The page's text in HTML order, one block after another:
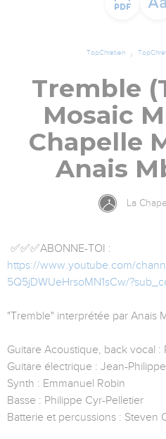
TopChrétien
Tremble
Mosaic
Chapelle
Anais
La
✅✅✅ABONNE-TOI :
https://www.youtube.com/
5Q5jDWUeHrsoMN1sCw/
"Tremble" interprétée par Anais
Guitare Acoustique, back vocal :
Guitare électrique : Jean-
Synth : Emmanuel Robin
Basse : Philippe Cyr-Pelletier
Batterie et percussions : Steven